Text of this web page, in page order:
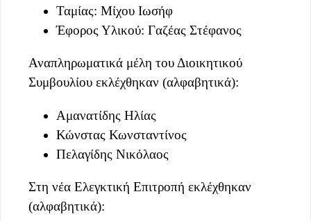
Ταμίας: Μίχου Ιωσήφ
Έφορος Υλικού: Γαζέας Στέφανος
Αναπληρωματικά μέλη του Διοικητικού
Συμβουλίου εκλέχθηκαν (αλφαβητικά):
Αμανατίδης Ηλίας
Κώνστας Κωνσταντίνος
Πελαγίδης Νικόλαος
Στη νέα Ελεγκτική Επιτροπή εκλέχθηκαν
(αλφαβητικά):